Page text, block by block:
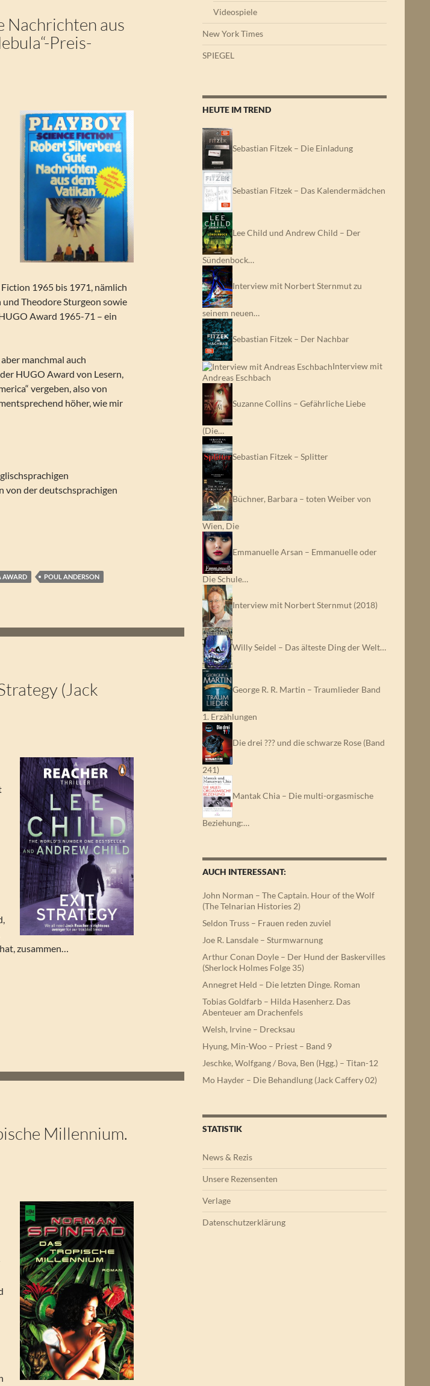
Nachrichten aus
Preis-
1965 bis 1971, nämlich
Theodore Sturgeon sowie
Award 1965-71 – ein
manchmal auch
HUGO Award von Lesern,
vergeben, also von
höher, wie mir
von der deutschsprachigen
Vatikan und andere „Nebula“-Preis-Stories (des Jahres 1971)
AWARD
POUL ANDERSON
(Jack
zusammen…
30)
Millennium.
Videospiele
New York Times
SPIEGEL
HEUTE IM TREND
Sebastian Fitzek – Die Einladung
Sebastian Fitzek – Das Kalendermädchen
Lee Child und Andrew Child – Der
Sündenbock…
Interview mit Norbert Sternmut zu
seinem neuen…
Sebastian Fitzek – Der Nachbar
Interview mit
Andreas Eschbach
Suzanne Collins – Gefährliche Liebe
(Die…
Sebastian Fitzek – Splitter
Büchner, Barbara – toten Weiber von
Wien, Die
Emmanuelle Arsan – Emmanuelle oder
Die Schule…
Interview mit Norbert Sternmut (2018)
Willy Seidel – Das älteste Ding der Welt…
George R. R. Martin – Traumlieder Band
1. Erzählungen
Die drei ??? und die schwarze Rose (Band
241)
Mantak Chia – Die multi-orgasmische
Beziehung:…
AUCH INTERESSANT:
John Norman – The Captain. Hour of the Wolf
(The Telnarian Histories 2)
Seldon Truss – Frauen reden zuviel
Joe R. Lansdale – Sturmwarnung
Arthur Conan Doyle – Der Hund der Baskervilles
(Sherlock Holmes Folge 35)
Annegret Held – Die letzten Dinge. Roman
Tobias Goldfarb – Hilda Hasenherz. Das
Abenteuer am Drachenfels
Welsh, Irvine – Drecksau
Hyung, Min-Woo – Priest – Band 9
Jeschke, Wolfgang / Bova, Ben (Hgg.) – Titan-12
Mo Hayder – Die Behandlung (Jack Caffery 02)
STATISTIK
News & Rezis
Unsere Rezensenten
Verlage
Datenschutzerklärung